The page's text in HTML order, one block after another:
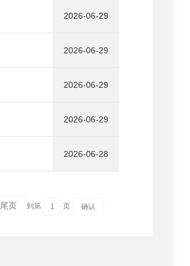
2026-06-29
2026-06-29
2026-06-29
2026-06-29
2026-06-28
尾页 到第 页